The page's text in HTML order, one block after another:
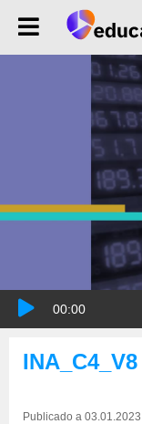
00:00
Publicado a